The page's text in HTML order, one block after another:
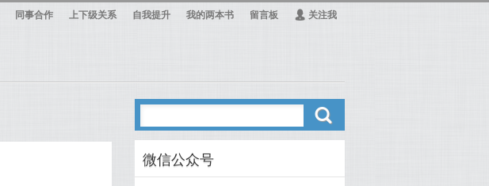
同事合作 上下级关系 自我提升 我的两本书 留言板 Ą 关注我
ő
微信公众号